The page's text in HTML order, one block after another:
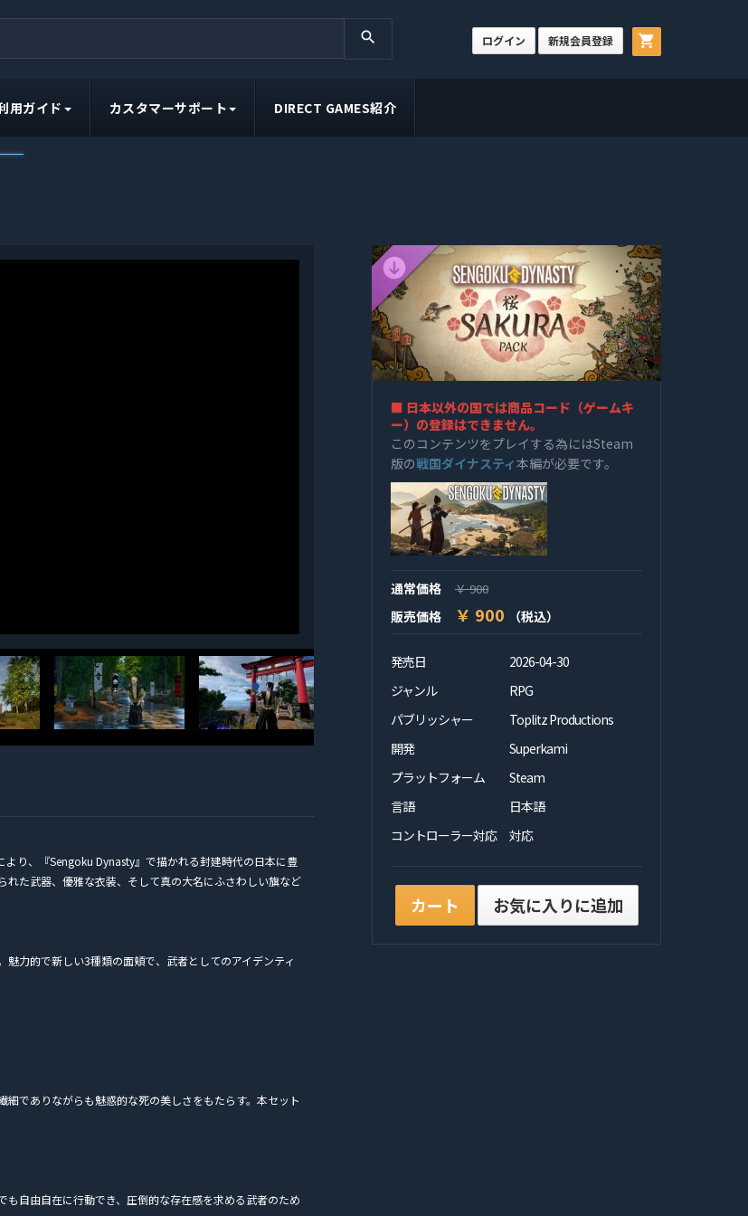
search shopping_cart
ログイン 新規会員登録
用ガイド カスタマーサポート DIRECT GAMES紹介
り、『Sengoku Dynasty』で描かれる封建時代の日本に豊
た武器、優雅な衣装、そして真の大名にふさわしい旗など
力的で新しい3種類の面頬で、武者としてのアイデンティ
でありながらも魅惑的な死の美しさをもたらす。本セット
自由自在に行動でき、圧倒的な存在感を求める武者のため
■ 日本以外の国では商品コード（ゲームキ
ー）の登録はできません。
このコンテンツをプレイする為にはSteam
版の戦国ダイナスティ本編が必要です。
通常価格 ￥ 900
販売価格 ￥ 900 （税込）
発売日
2026-04-30
ジャンル
RPG
パブリッシャー
Toplitz Productions
開発
Superkami
プラットフォーム
Steam
言語
日本語
コントローラー対応
対応
カート お気に入りに追加